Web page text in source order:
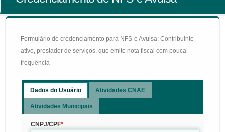
Formulário de credenciamento para NFS-e Avulsa: Contribuinte
ativo, prestador de serviços, que emite nota fiscal com pouca
frequência
Dados do Usuário Atividades CNAE
Atividades Municipais
CNPJ/CPF